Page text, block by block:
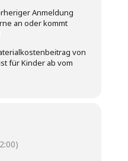
Anmeldung
an oder kommt
von
für Kinder ab vom